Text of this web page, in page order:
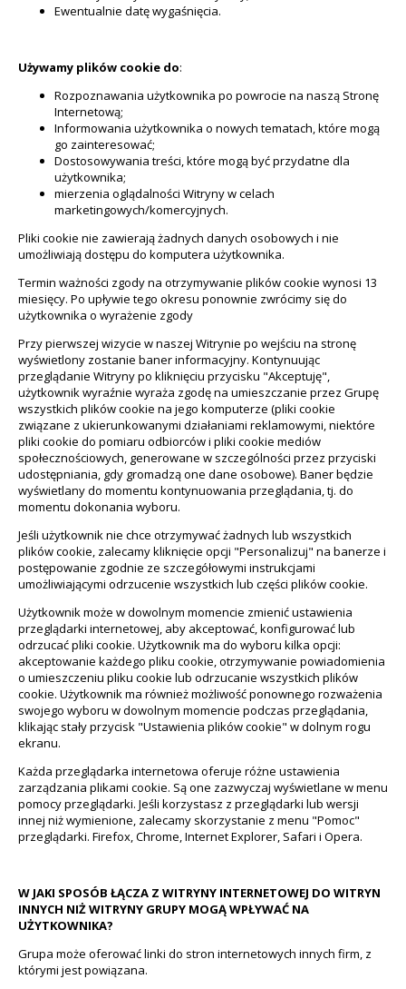
Ewentualnie datę wygaśnięcia.
Używamy plików cookie do:
Rozpoznawania użytkownika po powrocie na naszą Stronę
Internetową;
Informowania użytkownika o nowych tematach, które mogą
go zainteresować;
Dostosowywania treści, które mogą być przydatne dla
użytkownika;
mierzenia oglądalności Witryny w celach
marketingowych/komercyjnych.
Pliki cookie nie zawierają żadnych danych osobowych i nie
umożliwiają dostępu do komputera użytkownika.
Termin ważności zgody na otrzymywanie plików cookie wynosi 13
miesięcy. Po upływie tego okresu ponownie zwrócimy się do
użytkownika o wyrażenie zgody
Przy pierwszej wizycie w naszej Witrynie po wejściu na stronę
wyświetlony zostanie baner informacyjny. Kontynuując
przeglądanie Witryny po kliknięciu przycisku "Akceptuję",
użytkownik wyraźnie wyraża zgodę na umieszczanie przez Grupę
wszystkich plików cookie na jego komputerze (pliki cookie
związane z ukierunkowanymi działaniami reklamowymi, niektóre
pliki cookie do pomiaru odbiorców i pliki cookie mediów
społecznościowych, generowane w szczególności przez przyciski
udostępniania, gdy gromadzą one dane osobowe). Baner będzie
wyświetlany do momentu kontynuowania przeglądania, tj. do
momentu dokonania wyboru.
Jeśli użytkownik nie chce otrzymywać żadnych lub wszystkich
plików cookie, zalecamy kliknięcie opcji "Personalizuj" na banerze i
postępowanie zgodnie ze szczegółowymi instrukcjami
umożliwiającymi odrzucenie wszystkich lub części plików cookie.
Użytkownik może w dowolnym momencie zmienić ustawienia
przeglądarki internetowej, aby akceptować, konfigurować lub
odrzucać pliki cookie. Użytkownik ma do wyboru kilka opcji:
akceptowanie każdego pliku cookie, otrzymywanie powiadomienia
o umieszczeniu pliku cookie lub odrzucanie wszystkich plików
cookie. Użytkownik ma również możliwość ponownego rozważenia
swojego wyboru w dowolnym momencie podczas przeglądania,
klikając stały przycisk "Ustawienia plików cookie" w dolnym rogu
ekranu.
Każda przeglądarka internetowa oferuje różne ustawienia
zarządzania plikami cookie. Są one zazwyczaj wyświetlane w menu
pomocy przeglądarki. Jeśli korzystasz z przeglądarki lub wersji
innej niż wymienione, zalecamy skorzystanie z menu "Pomoc"
przeglądarki. Firefox, Chrome, Internet Explorer, Safari i Opera.
W JAKI SPOSÓB ŁĄCZA Z WITRYNY INTERNETOWEJ DO WITRYN
INNYCH NIŻ WITRYNY GRUPY MOGĄ WPŁYWAĆ NA
UŻYTKOWNIKA?
Grupa może oferować linki do stron internetowych innych firm, z
którymi jest powiązana.